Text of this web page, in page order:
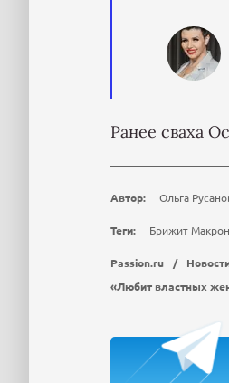
Ранее сваха
Автор: Ольга
Теги: Брижит Макрон
Passion.ru /
«Любит властных